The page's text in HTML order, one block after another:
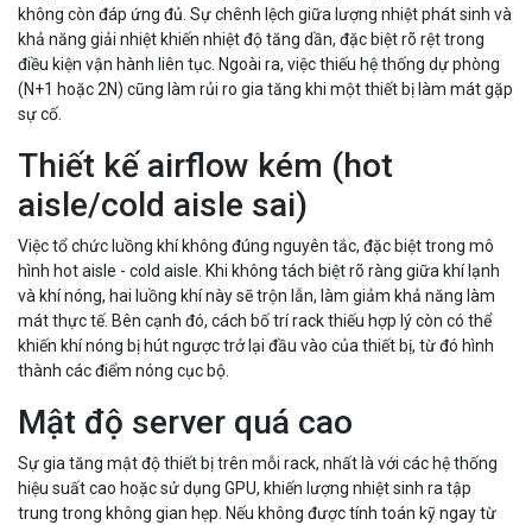
không còn đáp ứng đủ. Sự chênh lệch giữa lượng nhiệt phát sinh và
khả năng giải nhiệt khiến nhiệt độ tăng dần, đặc biệt rõ rệt trong
điều kiện vận hành liên tục. Ngoài ra, việc thiếu hệ thống dự phòng
(N+1 hoặc 2N) cũng làm rủi ro gia tăng khi một thiết bị làm mát gặp
sự cố.
Thiết kế airflow kém (hot
aisle/cold aisle sai)
Việc tổ chức luồng khí không đúng nguyên tắc, đặc biệt trong mô
hình hot aisle - cold aisle. Khi không tách biệt rõ ràng giữa khí lạnh
và khí nóng, hai luồng khí này sẽ trộn lẫn, làm giảm khả năng làm
mát thực tế. Bên cạnh đó, cách bố trí rack thiếu hợp lý còn có thể
khiến khí nóng bị hút ngược trở lại đầu vào của thiết bị, từ đó hình
thành các điểm nóng cục bộ.
Mật độ server quá cao
Sự gia tăng mật độ thiết bị trên mỗi rack, nhất là với các hệ thống
hiệu suất cao hoặc sử dụng GPU, khiến lượng nhiệt sinh ra tập
trung trong không gian hẹp. Nếu không được tính toán kỹ ngay từ